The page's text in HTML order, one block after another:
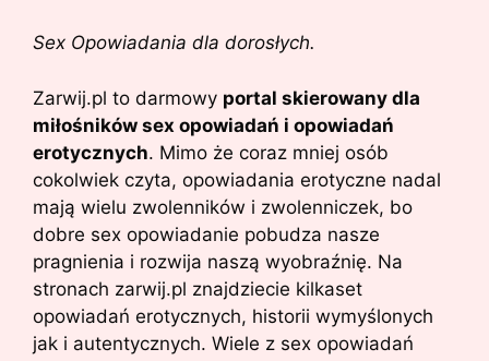
Sex Opowiadania dla dorosłych.
Zarwij.pl to darmowy portal skierowany dla
miłośników sex opowiadań i opowiadań
erotycznych. Mimo że coraz mniej osób
cokolwiek czyta, opowiadania erotyczne nadal
mają wielu zwolenników i zwolenniczek, bo
dobre sex opowiadanie pobudza nasze
pragnienia i rozwija naszą wyobraźnię. Na
stronach zarwij.pl znajdziecie kilkaset
opowiadań erotycznych, historii wymyślonych
jak i autentycznych. Wiele z sex opowiadań